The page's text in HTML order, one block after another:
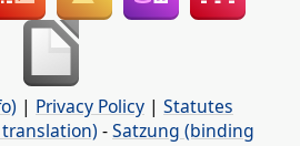
| Privacy Policy | Statutes
-Satzung (binding